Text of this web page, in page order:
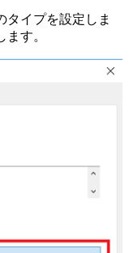
タイプを設定しま
す。